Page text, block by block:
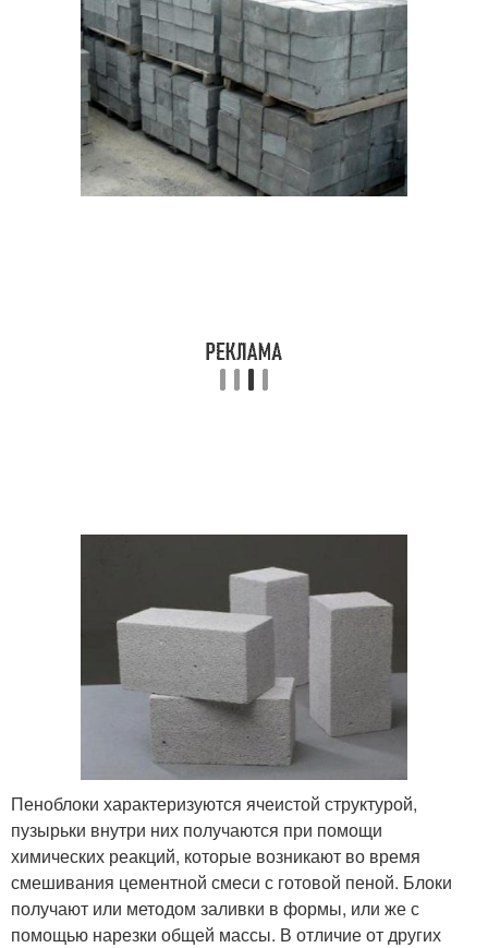
Пеноблоки характеризуются ячеистой структурой,
пузырьки внутри них получаются при помощи
химических реакций, которые возникают во время
смешивания цементной смеси с готовой пеной. Блоки
получают или методом заливки в формы, или же с
помощью нарезки общей массы. В отличие от других